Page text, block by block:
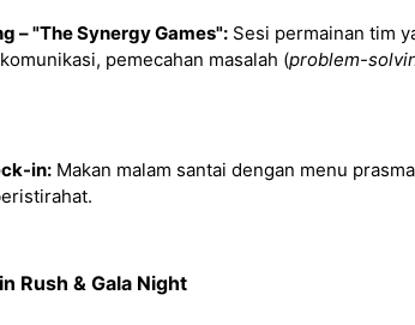
– "The Synergy Games": Sesi permainan tim
pemecahan masalah (problem-
in: Makan malam santai dengan menu
Rush & Gala Night